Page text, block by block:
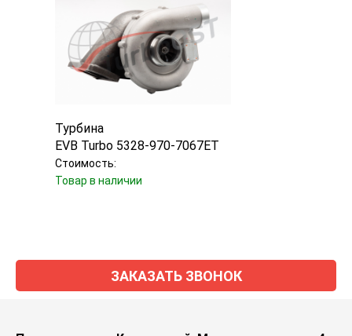
Турбина
EVB Turbo 5328-970-7067ET
Стоимость:
Товар в наличии
ЗАКАЗАТЬ ЗВОНОК